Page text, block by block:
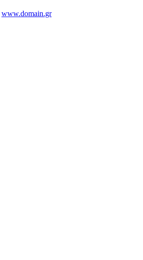
www.domain.gr